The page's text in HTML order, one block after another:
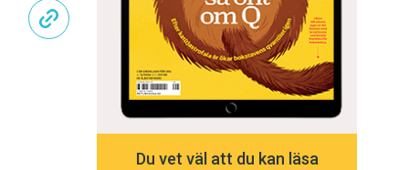
Du vet väl att du kan läsa